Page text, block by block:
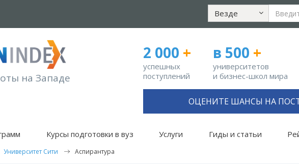
Везде
на Западе
2 000 +
успешных
поступлений
в 500 +
университетов
и бизнес-школ мира
ОЦЕНИТЕ ШАНСЫ НА
Курсы подготовки в вуз Услуги Гиды и статьи
Университет Сити Аспирантура